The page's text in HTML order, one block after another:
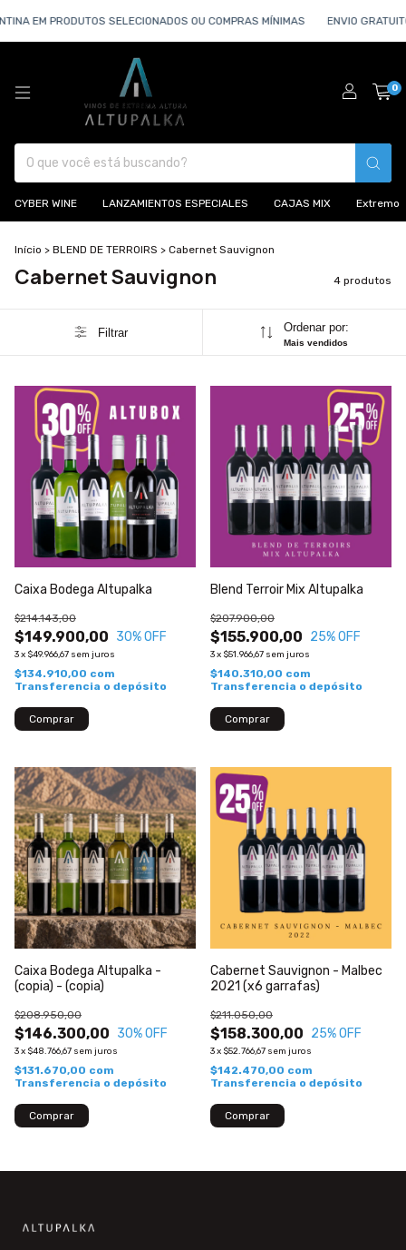
EM PRODUTOS SELECIONADOS OU COMPRAS MÍNIMAS ENVIO
0
CYBER WINE LANZAMIENTOS ESPECIALES CAJAS MIX Extremo
Início > BLEND DE TERROIRS > Cabernet Sauvignon
Cabernet Sauvignon 4 produtos
Filtrar Ordenar por:
Mais vendidos
Caixa Bodega Altupalka
$149.900,00
$214.143,00
30% OFF
3x $49.966,67 sem juros
$134.910,00 com
Transferencia o depósito
Blend Terroir Mix Altupalka
$155.900,00
$207.900,00
25% OFF
3x $51.966,67 sem juros
$140.310,00 com
Transferencia o depósito
Caixa Bodega Altupalka -
(copia) - (copia)
$146.300,00
$208.950,00
30% OFF
3x $48.766,67 sem juros
$131.670,00 com
Transferencia o depósito
Cabernet Sauvignon - Malbec
2021 (x6 garrafas)
$158.300,00
$211.050,00
25% OFF
3x $52.766,67 sem juros
$142.470,00 com
Transferencia o depósito